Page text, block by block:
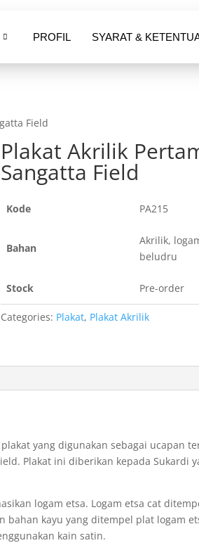
PROFIL SYARAT &
Field
Plakat Akrilik
Sangatta Field
Kode PA215
Bahan
Akrilik,
beludru
Stock Pre-order
Categories: Plakat, Plakat Akrilik
yang digunakan sebagai ucapan
Plakat ini diberikan kepada Sukardi
logam etsa. Logam etsa cat
kayu yang ditempel plat logam
kain satin.